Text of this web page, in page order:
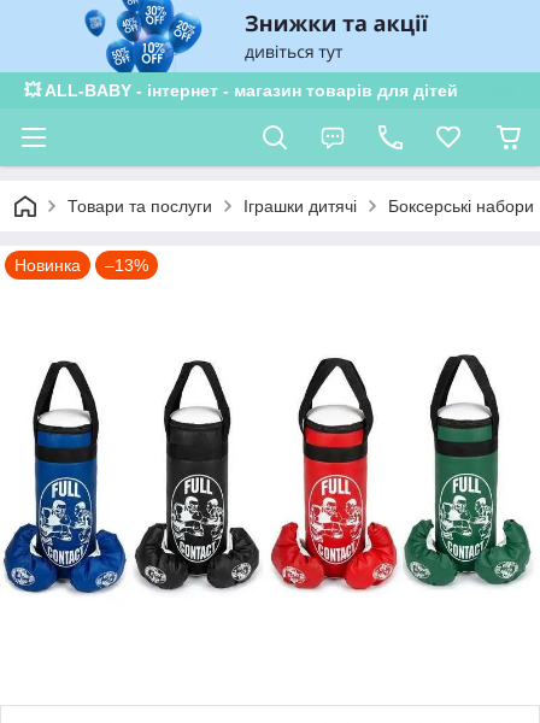
💥 ALL-BABY - інтернет - магазин товарів для дітей
Товари та послуги Іграшки дитячі Боксерські набори
Новинка –13%